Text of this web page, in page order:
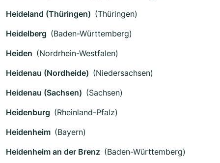
Heideland (Thüringen) (Thüringen)
Heidelberg (Baden-Württemberg)
Heiden (Nordrhein-Westfalen)
Heidenau (Nordheide) (Niedersachsen)
Heidenau (Sachsen) (Sachsen)
Heidenburg (Rheinland-Pfalz)
Heidenheim (Bayern)
Heidenheim an der Brenz (Baden-Württemberg)